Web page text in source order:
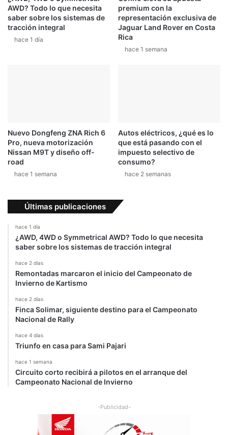
AWD? Todo lo que necesita
saber sobre los sistemas de
tracción integral
hace 1 día
premium con la
representación exclusiva de
Jaguar Land Rover en Costa
Rica
hace 1 semana
Nuevo Dongfeng ZNA Rich 6
Pro, nueva motorización
Nissan M9T y diseño off-
road
hace 1 semana
Autos eléctricos, ¿qué es lo
que está pasando con el
impuesto selectivo de
consumo?
hace 2 semanas
Últimas publicaciones
hace 1 día
¿AWD, 4WD o Symmetrical AWD? Todo lo que necesita
saber sobre los sistemas de tracción integral
hace 2 días
Remontadas marcaron el inicio del Campeonato de
Invierno de Kartismo
hace 2 días
Finca Solimar, siguiente destino para el Campeonato
Nacional de Rally
hace 4 días
Triunfo en casa para Sami Pajari
hace 1 semana
Circuito corto recibirá a pilotos en el arranque del
Campeonato Nacional de Invierno
-Publicidad-